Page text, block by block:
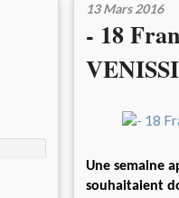
13 Mars 2016
- 18
Une semaine
souhaitaient